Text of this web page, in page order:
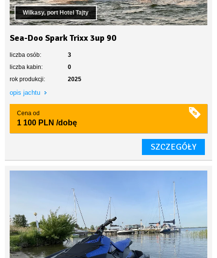
Wilkasy, port Hotel Tajty
Sea-Doo Spark Trixx 3up 90
liczba osób:
3
liczba kabin:
0
rok produkcji:
2025
opis jachtu
Cena od
1 100 PLN /dobę
SZCZEGÓŁY